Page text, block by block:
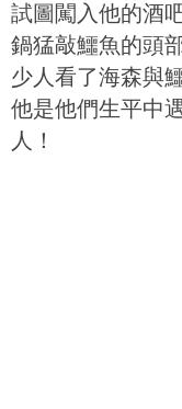
試圖闖入他的酒
鍋猛敲鱷魚的頭
少人看了海森與
他是他們生平中
人！